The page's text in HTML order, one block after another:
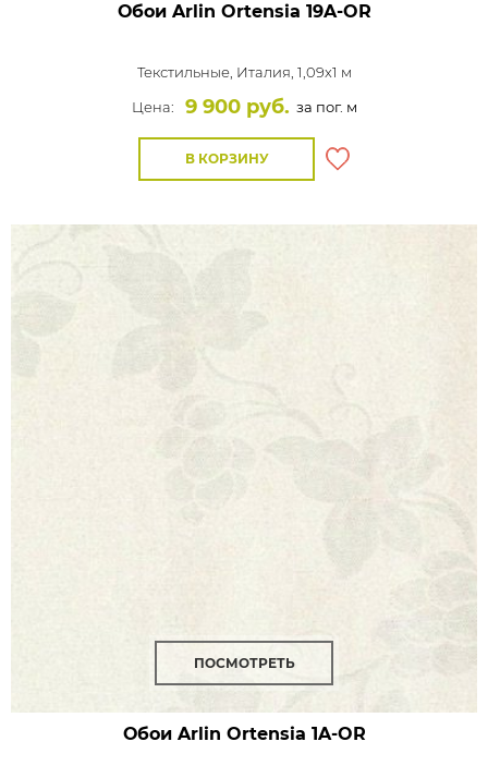
Обои Arlin Ortensia 19A-OR
Текстильные, Италия, 1,09x1 м
Цена:
9 900 руб. за пог. м
В КОРЗИНУ
ПОСМОТРЕТЬ
Обои Arlin Ortensia 1A-OR